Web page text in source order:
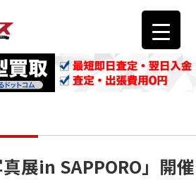
真展in SAPPORO」開催